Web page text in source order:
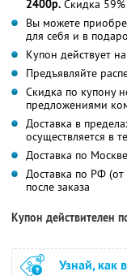
2400р. Скидка 59%
Вы можете
для себя и в
Купон действует
Предъявляйте
Скидка по купону
предложениями
Доставка в
осуществляется в
Доставка по
Доставка по РФ (от
после заказа
Купон действителен
Узнай, как